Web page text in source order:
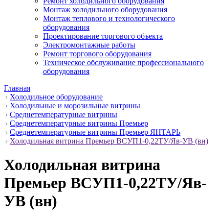
Монтаж холодильного оборудования
Монтаж теплового и технологического
оборудования
Проектирование торгового объекта
Электромонтажные работы
Ремонт торгового оборудования
Техническое обслуживание профессионального
оборудования
Главная
Холодильное оборудование
Холодильные и морозильные витрины
Среднетемпературные витрины
Среднетемпературные витрины Премьер
Среднетемпературные витрины Премьер ЯНТАРЬ
Холодильная витрина Премьер ВСУП1-0,22ТУ/Яв-УВ (вн)
Холодильная витрина
Премьер ВСУП1-0,22ТУ/Яв-
УВ (вн)